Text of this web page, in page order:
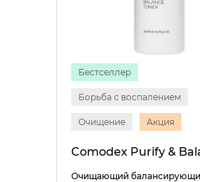
Бестселлер
Борьба с воспалением
Очищение Акция
Очищающий